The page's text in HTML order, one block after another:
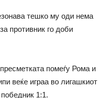
тешко му оди нема
противник го доби
помеѓу Рома и
веќе играа во лигашкиот
1:1.